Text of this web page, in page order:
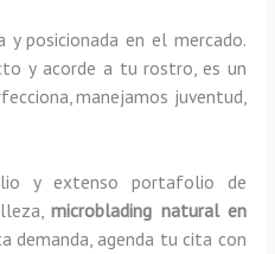
y posicionada en el mercado.
y acorde a tu rostro, es un
manejamos juventud,
y extenso portafolio de
microblading naturalen
demanda, agenda tu cita con